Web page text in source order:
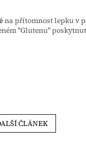
na přítomnost lepku v
"Glutenu"
ČLÁNEK